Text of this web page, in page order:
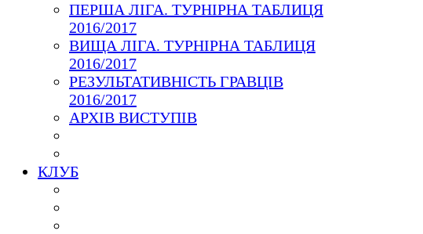
ПЕРША ЛІГА. ТУРНІРНА ТАБЛИЦЯ
2016/2017
ВИЩА ЛІГА. ТУРНІРНА ТАБЛИЦЯ
2016/2017
РЕЗУЛЬТАТИВНІСТЬ ГРАВЦІВ
2016/2017
АРХІВ ВИСТУПІВ
КЛУБ